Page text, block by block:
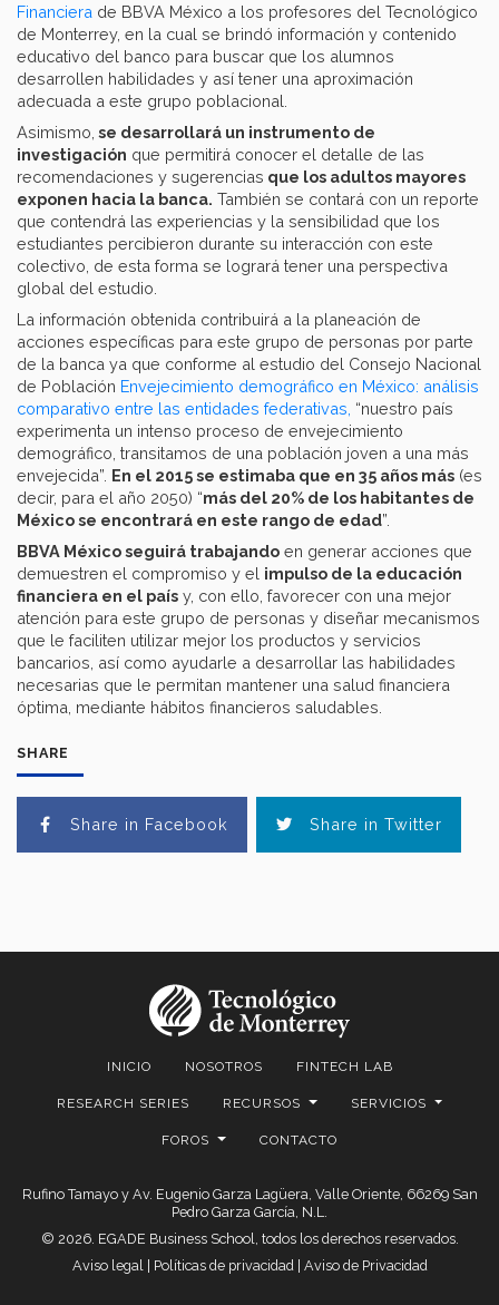
SHARE
Share in Facebook Share in Twitter
Financiera de BBVA México a los profesores del Tecnológico
de Monterrey, en la cual se brindó información y contenido
educativo del banco para buscar que los alumnos
desarrollen habilidades y así tener una aproximación
adecuada a este grupo poblacional.
Asimismo, se desarrollará un instrumento de
investigación que permitirá conocer el detalle de las
recomendaciones y sugerencias que los adultos mayores
exponen hacia la banca. También se contará con un reporte
que contendrá las experiencias y la sensibilidad que los
estudiantes percibieron durante su interacción con este
colectivo, de esta forma se logrará tener una perspectiva
global del estudio.
La información obtenida contribuirá a la planeación de
acciones específicas para este grupo de personas por parte
de la banca ya que conforme al estudio del Consejo Nacional
de Población Envejecimiento demográfico en México: análisis
comparativo entre las entidades federativas, “nuestro país
experimenta un intenso proceso de envejecimiento
demográfico, transitamos de una población joven a una más
envejecida”. En el 2015 se estimaba que en 35 años más (es
decir, para el año 2050) “más del 20% de los habitantes de
México se encontrará en este rango de edad”.
BBVA México seguirá trabajando en generar acciones que
demuestren el compromiso y el impulso de la educación
financiera en el país y, con ello, favorecer con una mejor
atención para este grupo de personas y diseñar mecanismos
que le faciliten utilizar mejor los productos y servicios
bancarios, así como ayudarle a desarrollar las habilidades
necesarias que le permitan mantener una salud financiera
óptima, mediante hábitos financieros saludables.
INICIO NOSOTROS FINTECH LAB
RESEARCH SERIES RECURSOS SERVICIOS
FOROS CONTACTO
Rufino Tamayo y Av. Eugenio Garza Lagüera, Valle Oriente, 66269 San
Pedro Garza García, N.L.
© 2026. EGADE Business School, todos los derechos reservados.
Aviso legal| Políticas de privacidad| Aviso de Privacidad